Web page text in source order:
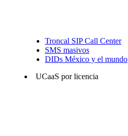
Troncal SIP Call Center
SMS masivos
DIDs México y el mundo
UCaaS por licencia